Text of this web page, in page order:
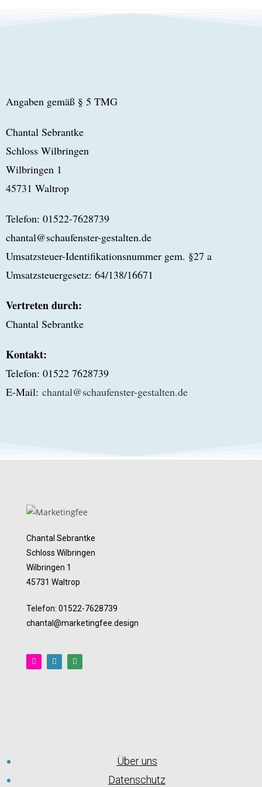
Angaben gemäß § 5 TMG
Chantal Sebrantke
Schloss Wilbringen
Wilbringen 1
45731 Waltrop
Telefon: 01522-7628739
chantal@schaufenster-gestalten.de
Umsatzsteuer-Identifikationsnummer gem. §27 a
Umsatzsteuergesetz: 64/138/16671
Vertreten durch:
Chantal Sebrantke
Kontakt:
Telefon: 01522 7628739
E-Mail: chantal@schaufenster-gestalten.de
Chantal Sebrantke
Schloss Wilbringen
Wilbringen 1
45731 Waltrop
Telefon: 01522-7628739
chantal@marketingfee.design
Über uns
Datenschutz